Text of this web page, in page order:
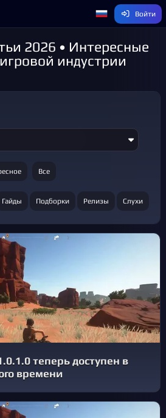
Войти
2026 • Интересные
индустрии
Все
Гайды Подборки Релизы Слухи
теперь доступен в
времени